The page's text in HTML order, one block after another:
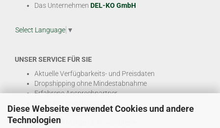
Diese Webseite verwendet Cookies und andere
Technologien
Das Unternehmen DEL-KO GmbH
Select Language ▼
UNSER SERVICE FÜR SIE
Aktuelle Verfügbarkeits- und Preisdaten
Dropshipping ohne Mindestabnahme
Erfahrene Ansprechpartner
EDI & E-Rechnung
Attraktive Margen & Projektpreise